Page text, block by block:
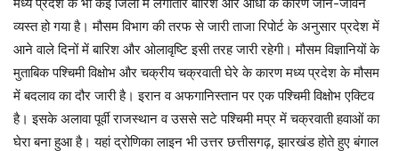
व्यस्त हो गया है। मौसम विभाग की तरफ से जारी ताजा रिपोर्ट के अनुसार प्रदेश में
आने वाले दिनों में बारिश और ओलावृष्टि इसी तरह जारी रहेगी। मौसम विज्ञानियों के
मुताबिक पश्चिमी विक्षोभ और चक्रीय चक्रवाती घेरे के कारण मध्य प्रदेश के मौसम
में बदलाव का दौर जारी है। इरान व अफगानिस्तान पर एक पश्चिमी विक्षोभ एक्टिव
है। इसके अलावा पूर्वी राजस्थान व उससे सटे पश्चिमी मप्र में चक्रवाती हवाओं का
घेरा बना हुआ है। यहां द्रोणिका लाइन भी उत्तर छत्तीसगढ़, झारखंड होते हुए बंगाल